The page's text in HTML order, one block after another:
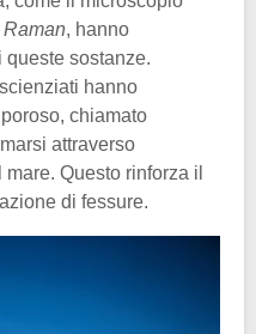
Raman, hanno
queste sostanze.
hanno
chiamato
attraverso
mare. Questo rinforza il
di fessure.